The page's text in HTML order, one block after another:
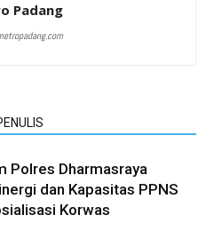
Padang
Polres Dharmasraya
dan Kapasitas PPNS
Korwas